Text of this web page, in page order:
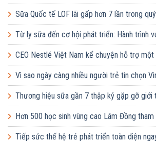
Sữa Quốc tế LOF lãi gấp hơn 7 lần trong
Từ ly sữa đến cơ hội phát triển: Hành trình
em Việt của Vinamilk
CEO Nestlé Việt Nam kể chuyện hỗ trợ
tăng quy mô gấp 10 lần
Vì sao ngày càng nhiều người trẻ tin chọn
Thương hiệu sữa gần 7 thập kỷ gặp gỡ giới
up ‘Thưởng vị hè’
Hơn 500 học sinh vùng cao Lâm Đồng
cao Việt Nam
Tiếp sức thế hệ trẻ phát triển toàn diện